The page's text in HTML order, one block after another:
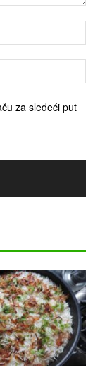
za sledeći put